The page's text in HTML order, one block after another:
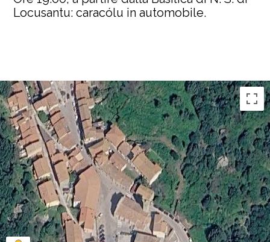
Locusantu: caracólu in automobile.